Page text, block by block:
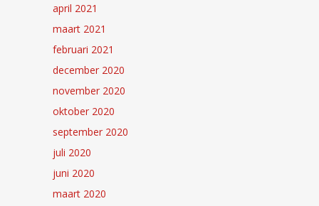
april 2021
maart 2021
februari 2021
december 2020
november 2020
oktober 2020
september 2020
juli 2020
juni 2020
maart 2020